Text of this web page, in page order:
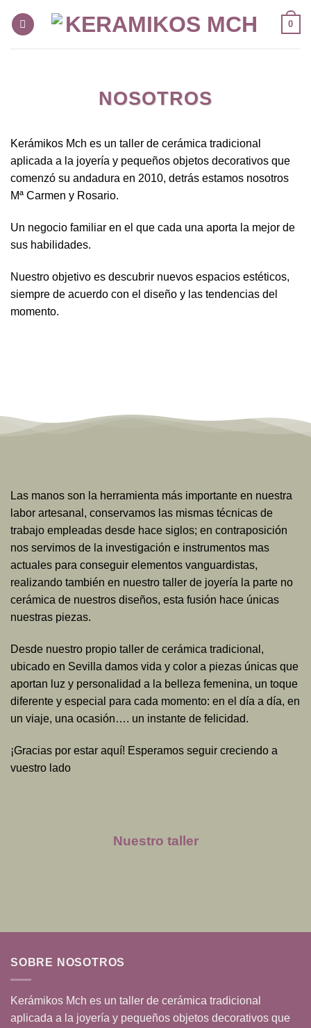
0
NOSOTROS
Kerámikos Mch es un taller de cerámica tradicional
aplicada a la joyería y pequeños objetos decorativos que
comenzó su andadura en 2010, detrás estamos nosotros
Mª Carmen y Rosario.
Un negocio familiar en el que cada una aporta la mejor de
sus habilidades.
Nuestro objetivo es descubrir nuevos espacios estéticos,
siempre de acuerdo con el diseño y las tendencias del
momento.
Las manos son la herramienta más importante en nuestra
labor artesanal, conservamos las mismas técnicas de
trabajo empleadas desde hace siglos; en contraposición
nos servimos de la investigación e instrumentos mas
actuales para conseguir elementos vanguardistas,
realizando también en nuestro taller de joyería la parte no
cerámica de nuestros diseños, esta fusión hace únicas
nuestras piezas.
Desde nuestro propio taller de cerámica tradicional,
ubicado en Sevilla damos vida y color a piezas únicas que
aportan luz y personalidad a la belleza femenina, un toque
diferente y especial para cada momento: en el día a día, en
un viaje, una ocasión…. un instante de felicidad.
¡Gracias por estar aquí! Esperamos seguir creciendo a
vuestro lado
Nuestro taller
SOBRE NOSOTROS
Kerámikos Mch es un taller de cerámica tradicional
aplicada a la joyería y pequeños objetos decorativos que